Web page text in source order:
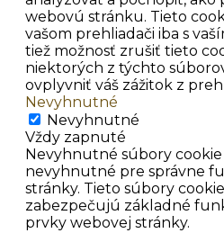
webovú stránku. Tieto
vašom prehliadači iba s
tiež možnosť zrušiť tieto
niektorých z týchto
ovplyvniť váš zážitok z
Nevyhnutné
Nevyhnutné
Vždy zapnuté
Nevyhnutné súbory
nevyhnutné pre správne
stránky. Tieto súbory
zabezpečujú základné
prvky webovej stránky.